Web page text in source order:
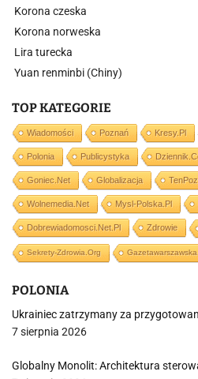
Korona czeska
Korona norweska
Lira turecka
Yuan renminbi (Chiny)
TOP KATEGORIE
Wiadomości Poznań Kresy.pl
Polonia Publicystyka
Goniec.net Globalizacja
Wolnemedia.net Mysl-Polska.pl
Dobrewiadomosci.net.pl Zdrowie
Sekrety-Zdrowia.org
POLONIA
Ukrainiec zatrzymany za
7 sierpnia 2026
Globalny Monolit: Architektura